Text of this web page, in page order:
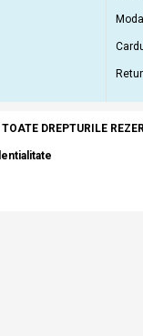
DREPTURILE